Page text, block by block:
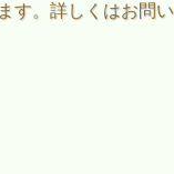
す。詳しくはお問い